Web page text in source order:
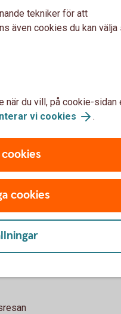
en
och att
men
för att
tekniker för att
även cookies du kan välja
när du vill, på cookie-sidan
vi cookies .
cookies